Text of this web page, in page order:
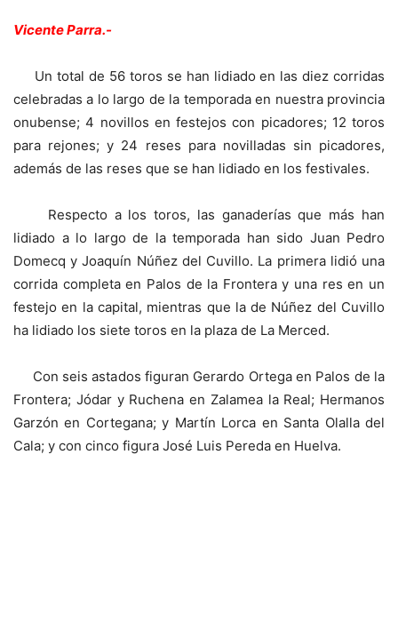
Vicente Parra.-
Un total de 56 toros se han lidiado en las diez corridas
celebradas a lo largo de la temporada en nuestra provincia
onubense; 4 novillos en festejos con picadores; 12 toros
para rejones; y 24 reses para novilladas sin picadores,
además de las reses que se han lidiado en los festivales.
Respecto a los toros, las ganaderías que más han
lidiado a lo largo de la temporada han sido Juan Pedro
Domecq y Joaquín Núñez del Cuvillo. La primera lidió una
corrida completa en Palos de la Frontera y una res en un
festejo en la capital, mientras que la de Núñez del Cuvillo
ha lidiado los siete toros en la plaza de La Merced.
Con seis astados figuran Gerardo Ortega en Palos de la
Frontera; Jódar y Ruchena en Zalamea la Real; Hermanos
Garzón en Cortegana; y Martín Lorca en Santa Olalla del
Cala; y con cinco figura José Luis Pereda en Huelva.